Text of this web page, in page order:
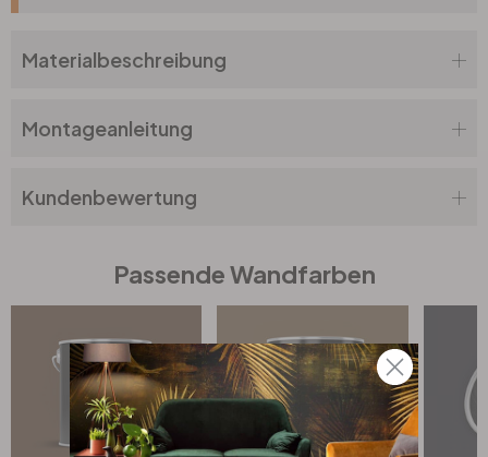
Materialbeschreibung
Montageanleitung
Kundenbewertung
Passende Wandfarben